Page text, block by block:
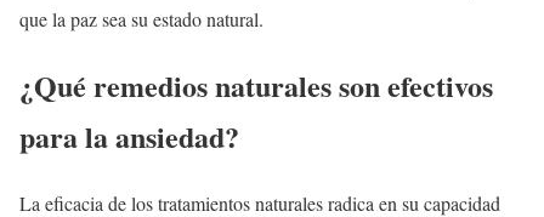
que la paz sea su estado natural.
¿Qué remedios naturales son efectivos
para la ansiedad?
La eficacia de los tratamientos naturales radica en su capacidad